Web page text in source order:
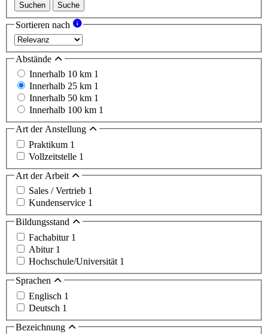
Suchen Suche
Sortieren nach
Abstände
Innerhalb 10 km 1
Innerhalb 25 km 1
Innerhalb 50 km 1
Innerhalb 100 km 1
Art der Anstellung
Praktikum 1
Vollzeitstelle 1
Art der Arbeit
Sales / Vertrieb 1
Kundenservice 1
Bildungsstand
Fachabitur 1
Abitur 1
Hochschule/Universität 1
Sprachen
Englisch 1
Deutsch 1
Bezeichnung